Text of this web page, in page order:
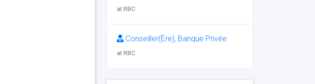
at RBC
Conseiller(Ère), Banque Privée
at RBC